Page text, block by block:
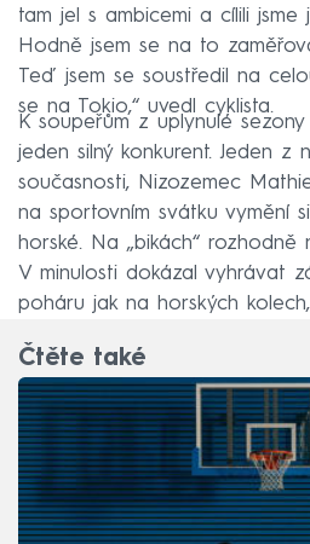
tam jel s ambicemi a cílili jsme
Hodně jsem se na to
Teď jsem se soustředil na
se na Tokio,“ uvedl cyklista.
K soupeřům z uplynulé
jeden silný konkurent. Jeden z
současnosti, Nizozemec
na sportovním svátku vymění
horské. Na „bikách“ rozhodně
V minulosti dokázal vyhrávat
poháru jak na horských
Čtěte také